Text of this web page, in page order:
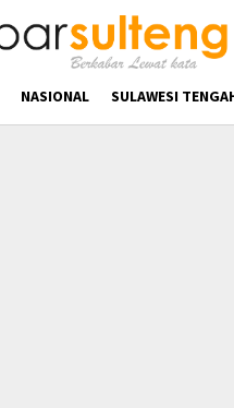
NASIONAL SULAWESI